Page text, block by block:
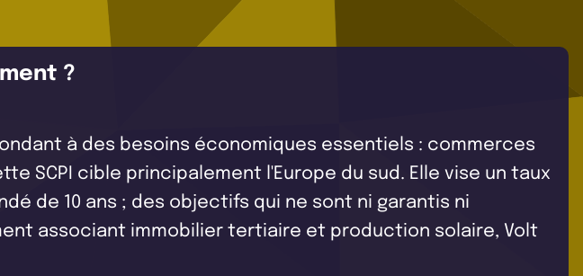
?
à des besoins économiques essentiels : commerces
SCPI cible principalement l'Europe du sud. Elle vise un taux
de 10 ans ; des objectifs qui ne sont ni garantis ni
associant immobilier tertiaire et production solaire, Volt